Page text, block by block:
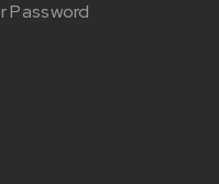
Password